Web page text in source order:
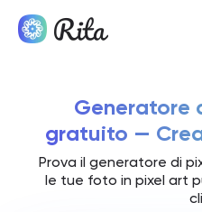
Generatore
gratuito —
Prova il generatore di
le tue foto in pixel art